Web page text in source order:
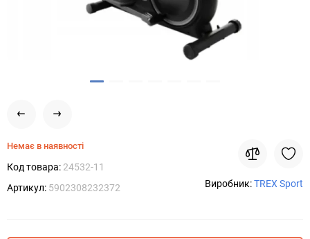
Немає в наявності
Код товара: 24532-11
Артикул: 5902308232372 Виробник:TREX Sport